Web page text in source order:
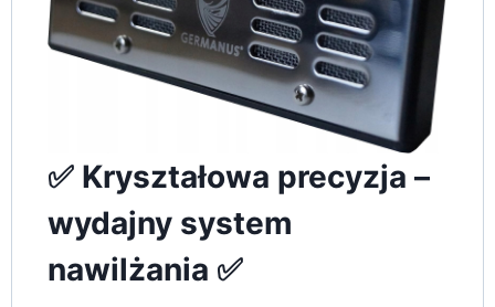
✅ Kryształowa precyzja –
wydajny system
nawilżania ✅